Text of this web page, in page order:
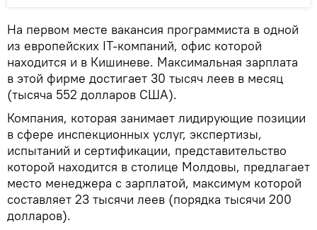
На первом месте вакансия программиста в одной
из европейских IT-компаний, офис которой
находится и в Кишиневе. Максимальная зарплата
в этой фирме достигает 30 тысяч леев в месяц
(тысяча 552 долларов США).
Компания, которая занимает лидирующие позиции
в сфере инспекционных услуг, экспертизы,
испытаний и сертификации, представительство
которой находится в столице Молдовы, предлагает
место менеджера с зарплатой, максимум которой
составляет 23 тысячи леев (порядка тысячи 200
долларов).